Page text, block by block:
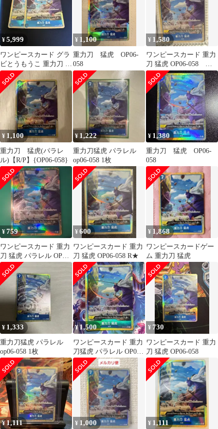
¥5,999
ワンピースカード グラ
ビとうもうこ 重力刀 猛
虎 パラレル OP06-058
¥ 1,100
重力刀 猛虎 OP06-
058
¥ 1,580
ワンピースカード 重力
刀 猛虎 OP06-058 パ
ラレル
¥ 1,100
重力刀 猛虎(パラレ
ル)【R/P】{OP06-058}
¥ 1,222
重力刀猛虎 パラレル
op06-058 1枚
¥ 1,380
重力刀 猛虎 OP06-
058
¥759
ワンピースカード 重力
刀 猛虎 パラレル OP06-
058
¥600
ワンピースカード 重力
刀 猛虎 OP06-058 R★
¥ 1,868
ワンピースカードゲー
ム 重力刀 猛虎
¥ 1,333
重力刀猛虎 パラレル
op06-058 1枚
¥1,500
ワンピースカード 重力
刀猛虎 パラレル OP06-
058
¥ 730
ワンピースカード 重力
刀 猛虎 OP06-058
¥ 1,111 ¥ 1,000 ¥ 1,111